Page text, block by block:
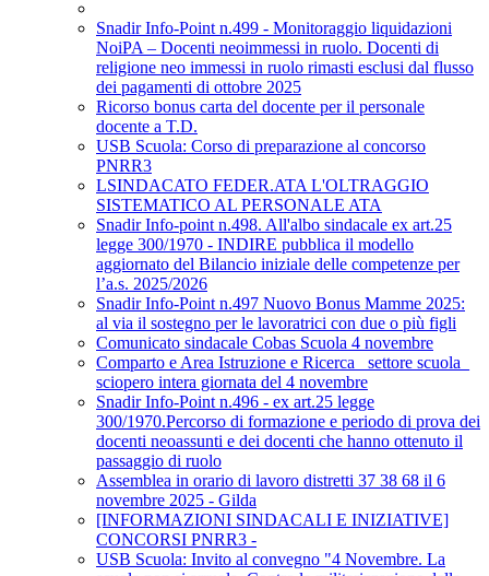
Snadir Info-Point n.499 - Monitoraggio liquidazioni
NoiPA – Docenti neoimmessi in ruolo. Docenti di
religione neo immessi in ruolo rimasti esclusi dal flusso
dei pagamenti di ottobre 2025
Ricorso bonus carta del docente per il personale
docente a T.D.
USB Scuola: Corso di preparazione al concorso
PNRR3
LSINDACATO FEDER.ATA L'OLTRAGGIO
SISTEMATICO AL PERSONALE ATA
Snadir Info-point n.498. All'albo sindacale ex art.25
legge 300/1970 - INDIRE pubblica il modello
aggiornato del Bilancio iniziale delle competenze per
l’a.s. 2025/2026
Snadir Info-Point n.497 Nuovo Bonus Mamme 2025:
al via il sostegno per le lavoratrici con due o più figli
Comunicato sindacale Cobas Scuola 4 novembre
Comparto e Area Istruzione e Ricerca_ settore scuola_
sciopero intera giornata del 4 novembre
Snadir Info-Point n.496 - ex art.25 legge
300/1970.Percorso di formazione e periodo di prova dei
docenti neoassunti e dei docenti che hanno ottenuto il
passaggio di ruolo
Assemblea in orario di lavoro distretti 37 38 68 il 6
novembre 2025 - Gilda
[INFORMAZIONI SINDACALI E INIZIATIVE]
CONCORSI PNRR3 -
USB Scuola: Invito al convegno "4 Novembre. La